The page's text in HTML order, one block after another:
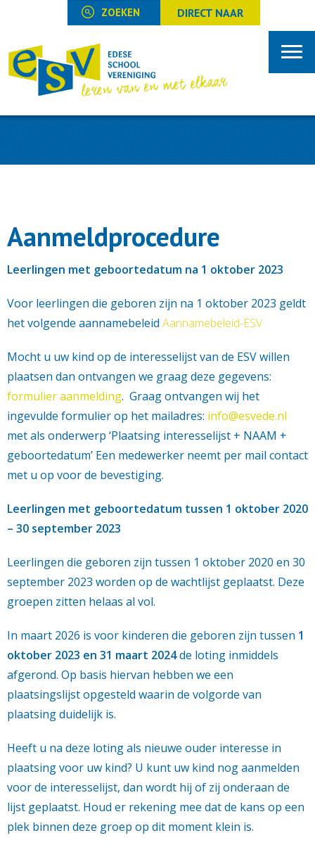
DIRECT NAAR
Aanmeldprocedure
Leerlingen met geboortedatum na 1 oktober 2023
Voor leerlingen die geboren zijn na 1 oktober 2023 geldt
het volgende aannamebeleid Aannamebeleid-ESV
Mocht u uw kind op de interesselijst van de ESV willen
plaatsen dan ontvangen we graag deze gegevens:
formulier aanmelding. Graag ontvangen wij het
ingevulde formulier op het mailadres: info@esvede.nl
met als onderwerp ‘Plaatsing interesselijst + NAAM +
geboortedatum’ Een medewerker neemt per mail contact
met u op voor de bevestiging.
Leerlingen met geboortedatum tussen 1 oktober 2020
– 30 september 2023
Leerlingen die geboren zijn tussen 1 oktober 2020 en 30
september 2023 worden op de wachtlijst geplaatst. Deze
groepen zitten helaas al vol.
In maart 2026 is voor kinderen die geboren zijn tussen 1
oktober 2023 en 31 maart 2024de loting inmiddels
afgerond. Op basis hiervan hebben we een
plaatsingslijst opgesteld waarin de volgorde van
plaatsing duidelijk is.
Heeft u na deze loting als nieuwe ouder interesse in
plaatsing voor uw kind? U kunt uw kind nog aanmelden
voor de interesselijst, dan wordt hij of zij onderaan de
lijst geplaatst. Houd er rekening mee dat de kans op een
plek binnen deze groep op dit moment klein is.